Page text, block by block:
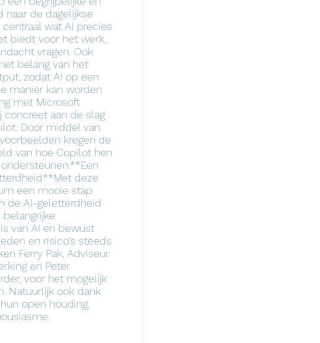
naar de dagelijkse
wat AI precies
biedt voor het werk,
vragen. Ook
belang van het
zodat AI op een
manier kan worden
met Microsoft
concreet aan de slag
Door middel van
kregen de
van hoe Copilot hen
deze
een mooie stap
de AI-geletterdheid
belangrijke
van AI en bewust
en risico's steeds
Ferry Pak, Adviseur
en Peter
voor het mogelijk
Natuurlijk ook dank
open houding,